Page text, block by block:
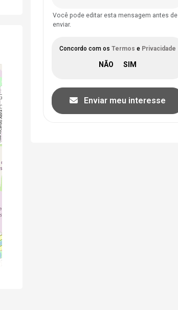
Você pode editar esta mensagem antes de
enviar.
Concordo com os Termos e Privacidade
Enviar meu interesse